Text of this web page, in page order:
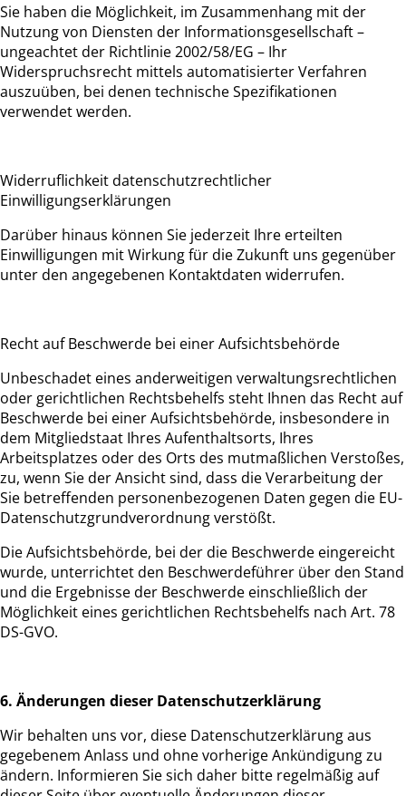
Sie haben die Möglichkeit, im Zusammenhang mit der
Nutzung von Diensten der Informationsgesellschaft –
ungeachtet der Richtlinie 2002/58/EG – Ihr
Widerspruchsrecht mittels automatisierter Verfahren
auszuüben, bei denen technische Spezifikationen
verwendet werden.
Widerruflichkeit datenschutzrechtlicher
Einwilligungserklärungen
Darüber hinaus können Sie jederzeit Ihre erteilten
Einwilligungen mit Wirkung für die Zukunft uns gegenüber
unter den angegebenen Kontaktdaten widerrufen.
Recht auf Beschwerde bei einer Aufsichtsbehörde
Unbeschadet eines anderweitigen verwaltungsrechtlichen
oder gerichtlichen Rechtsbehelfs steht Ihnen das Recht auf
Beschwerde bei einer Aufsichtsbehörde, insbesondere in
dem Mitgliedstaat Ihres Aufenthaltsorts, Ihres
Arbeitsplatzes oder des Orts des mutmaßlichen Verstoßes,
zu, wenn Sie der Ansicht sind, dass die Verarbeitung der
Sie betreffenden personenbezogenen Daten gegen die EU-
Datenschutzgrundverordnung verstößt.
Die Aufsichtsbehörde, bei der die Beschwerde eingereicht
wurde, unterrichtet den Beschwerdeführer über den Stand
und die Ergebnisse der Beschwerde einschließlich der
Möglichkeit eines gerichtlichen Rechtsbehelfs nach Art. 78
DS-GVO.
6. Änderungen dieser Datenschutzerklärung
Wir behalten uns vor, diese Datenschutzerklärung aus
gegebenem Anlass und ohne vorherige Ankündigung zu
ändern. Informieren Sie sich daher bitte regelmäßig auf